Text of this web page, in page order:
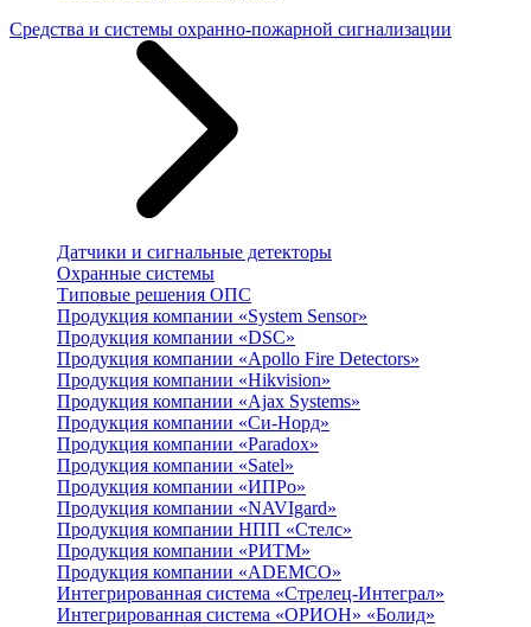
Средства и системы охранно-пожарной сигнализации
Датчики и сигнальные детекторы
Охранные системы
Типовые решения ОПС
Продукция компании «System Sensor»
Продукция компании «DSC»
Продукция компании «Apollo Fire Detectors»
Продукция компании «Hikvision»
Продукция компании «Ajax Systems»
Продукция компании «Си-Норд»
Продукция компании «Paradox»
Продукция компании «Satel»
Продукция компании «ИПРо»
Продукция компании «NAVIgard»
Продукция компании НПП «Стелс»
Продукция компании «РИТМ»
Продукция компании «ADEMCO»
Интегрированная система «Стрелец-Интеграл»
Интегрированная система «ОРИОН» «Болид»